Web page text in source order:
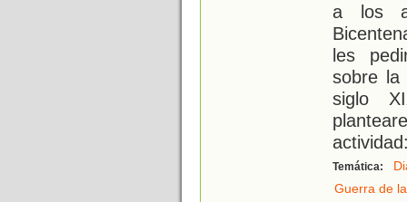
a los
les
sobre la
siglo
Temática:
Guerra de